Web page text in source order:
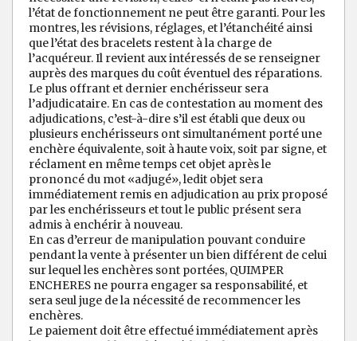
l’état de fonctionnement ne peut être garanti. Pour les
montres, les révisions, réglages, et l’étanchéité ainsi
que l’état des bracelets restent à la charge de
l’acquéreur. Il revient aux intéressés de se renseigner
auprès des marques du coût éventuel des réparations.
Le plus offrant et dernier enchérisseur sera
l’adjudicataire. En cas de contestation au moment des
adjudications, c’est-à-dire s’il est établi que deux ou
plusieurs enchérisseurs ont simultanément porté une
enchère équivalente, soit à haute voix, soit par signe, et
réclament en même temps cet objet après le
prononcé du mot «adjugé», ledit objet sera
immédiatement remis en adjudication au prix proposé
par les enchérisseurs et tout le public présent sera
admis à enchérir à nouveau.
En cas d’erreur de manipulation pouvant conduire
pendant la vente à présenter un bien différent de celui
sur lequel les enchères sont portées, QUIMPER
ENCHERES ne pourra engager sa responsabilité, et
sera seul juge de la nécessité de recommencer les
enchères.
Le paiement doit être effectué immédiatement après